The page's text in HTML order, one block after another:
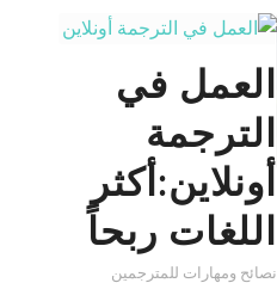
العمل في
الترجمة
أونلاين:أكثر
اللغات ربحاً
نصائح ومهارات للمترجمين